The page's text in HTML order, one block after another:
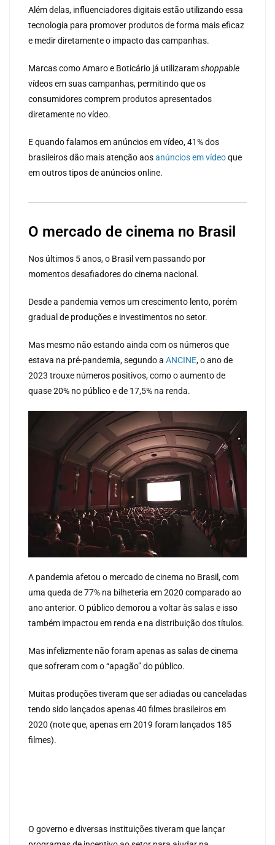
Além delas, influenciadores digitais estão utilizando essa
tecnologia para promover produtos de forma mais eficaz
e medir diretamente o impacto das campanhas.
Marcas como Amaro e Boticário já utilizaramshoppable
vídeos em suas campanhas, permitindo que os
consumidores comprem produtos apresentados
diretamente no vídeo.
E quando falamos em anúncios em vídeo, 41% dos
brasileiros dão mais atenção aosanúncios em vídeoque
em outros tipos de anúncios online.
O mercado de cinema no Brasil
Nos últimos 5 anos, o Brasil vem passando por
momentos desafiadores do cinema nacional.
Desde a pandemia vemos um crescimento lento, porém
gradual de produções e investimentos no setor.
Mas mesmo não estando ainda com os números que
estava na pré-pandemia, segundo a ANCINE, o ano de
2023 trouxe números positivos, como o aumento de
quase 20% no público e de 17,5% na renda.
A pandemia afetou o mercado de cinema no Brasil, com
uma queda de 77% na bilheteria em 2020 comparado ao
ano anterior. O público demorou a voltar às salas e isso
também impactou em renda e na distribuição dos títulos.
Mas infelizmente não foram apenas as salas de cinema
que sofreram com o “apagão” do público.
Muitas produções tiveram que ser adiadas ou canceladas
tendo sido lançados apenas 40 filmes brasileiros em
2020 (note que, apenas em 2019 foram lançados 185
filmes).
O governo e diversas instituições tiveram que lançar